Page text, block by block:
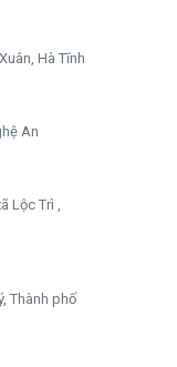
Hà Tĩnh
An
Lộc Trì ,
Thành phố